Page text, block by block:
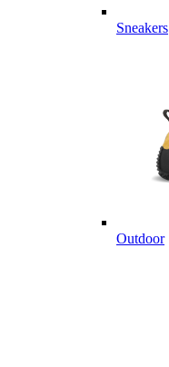
Sneakers
Outdoor